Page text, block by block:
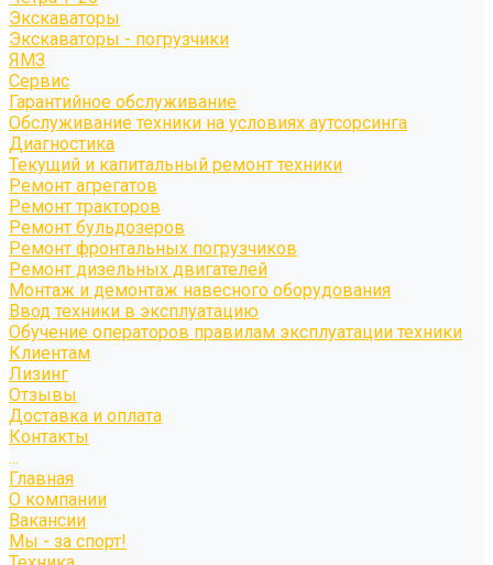
Экскаваторы
Экскаваторы - погрузчики
ЯМЗ
Сервис
Гарантийное обслуживание
Обслуживание техники на условиях аутсорсинга
Диагностика
Текущий и капитальный ремонт техники
Ремонт агрегатов
Ремонт тракторов
Ремонт бульдозеров
Ремонт фронтальных погрузчиков
Ремонт дизельных двигателей
Монтаж и демонтаж навесного оборудования
Ввод техники в эксплуатацию
Обучение операторов правилам эксплуатации техники
Клиентам
Лизинг
Отзывы
Доставка и оплата
Контакты
...
Главная
О компании
Вакансии
Мы - за спорт!